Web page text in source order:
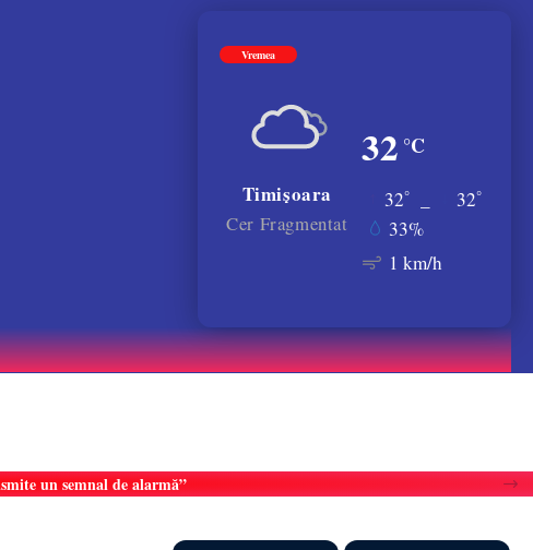
Vremea
32 °C
Timișoara
Cer Fragmentat
32° 32°
33%
1 km/h
un semnal de alarmă”